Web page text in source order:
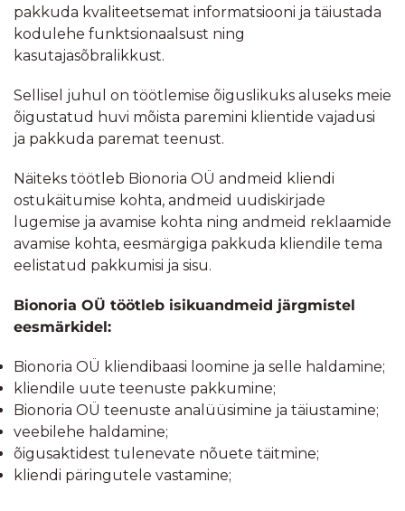
pakkuda kvaliteetsemat informatsiooni ja täiustada
kodulehe funktsionaalsust ning
kasutajasõbralikkust.
Sellisel juhul on töötlemise õiguslikuks aluseks meie
õigustatud huvi mõista paremini klientide vajadusi
ja pakkuda paremat teenust.
Näiteks töötleb Bionoria OÜ andmeid kliendi
ostukäitumise kohta, andmeid uudiskirjade
lugemise ja avamise kohta ning andmeid reklaamide
avamise kohta, eesmärgiga pakkuda kliendile tema
eelistatud pakkumisi ja sisu.
Bionoria OÜ töötleb isikuandmeid järgmistel
eesmärkidel:
Bionoria OÜ kliendibaasi loomine ja selle haldamine;
kliendile uute teenuste pakkumine;
Bionoria OÜ teenuste analüüsimine ja täiustamine;
veebilehe haldamine;
õigusaktidest tulenevate nõuete täitmine;
kliendi päringutele vastamine;